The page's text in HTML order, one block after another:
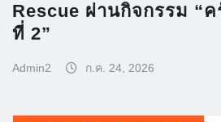
Rescue ผ่านกิจกรรม “
ที่ 2”
Admin2 ก.ค. 24, 2026